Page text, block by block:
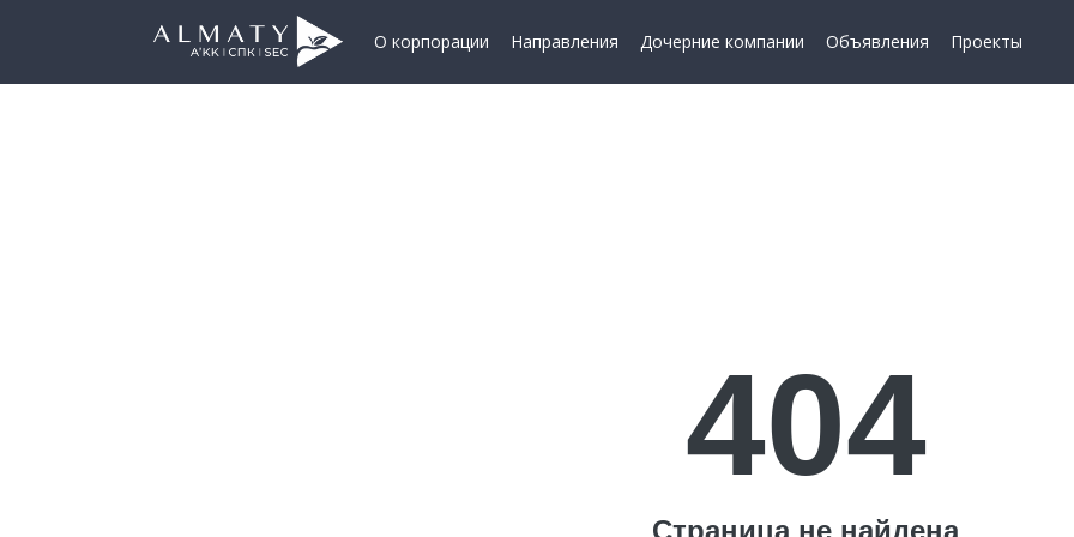
О корпорации Направления Дочерние компании Объявления Проекты
404